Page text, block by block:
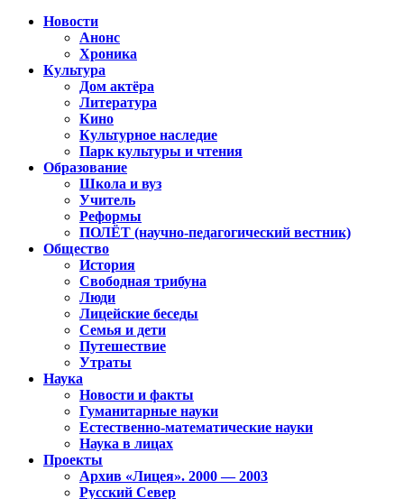
Новости
Анонс
Хроника
Культура
Дом актёра
Литература
Кино
Культурное наследие
Парк культуры и чтения
Образование
Школа и вуз
Учитель
Реформы
ПОЛЁТ (научно-педагогический вестник)
Общество
История
Свободная трибуна
Люди
Лицейские беседы
Семья и дети
Путешествие
Утраты
Наука
Новости и факты
Гуманитарные науки
Естественно-математические науки
Наука в лицах
Проекты
Архив «Лицея». 2000 — 2003
Русский Север